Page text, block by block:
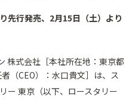
先行発売、2月15日（土）より
株式会社［本社所在地：東京都
（CEO）：水口貴文］は、ス
ー 東京（以下、ロースタリー